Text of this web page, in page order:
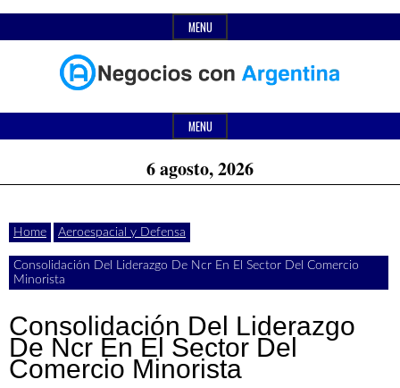
to
MENU
Negocios
con
Argentina
Últimas
noticias,
comunicados
actualidad
de
negocios
con
Argentina.
Header
MENU
6 agosto, 2026
Home Aeroespacial y Defensa
Consolidación Del Liderazgo De Ncr En El Sector Del Comercio
Minorista
Consolidación Del Liderazgo
De Ncr En El Sector Del
Comercio Minorista